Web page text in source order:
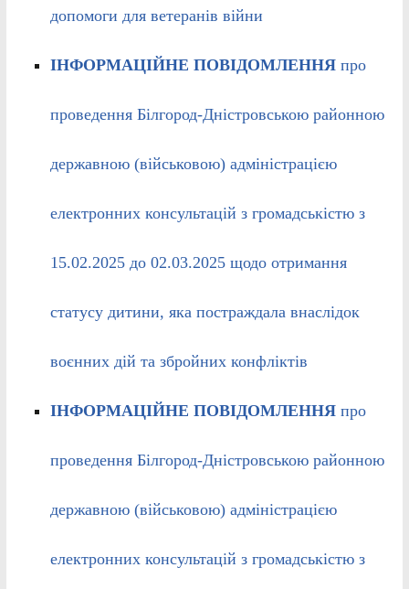
допомоги для ветеранів війни
ІНФОРМАЦІЙНЕ ПОВІДОМЛЕННЯпро
проведення Білгород-Дністровською районною
державною (військовою) адміністрацією
електронних консультацій з громадськістю з
15.02.2025 до 02.03.2025 щодо отримання
статусу дитини, яка постраждала внаслідок
воєнних дій та збройних конфліктів
ІНФОРМАЦІЙНЕ ПОВІДОМЛЕННЯпро
проведення Білгород-Дністровською районною
державною (військовою) адміністрацією
електронних консультацій з громадськістю з